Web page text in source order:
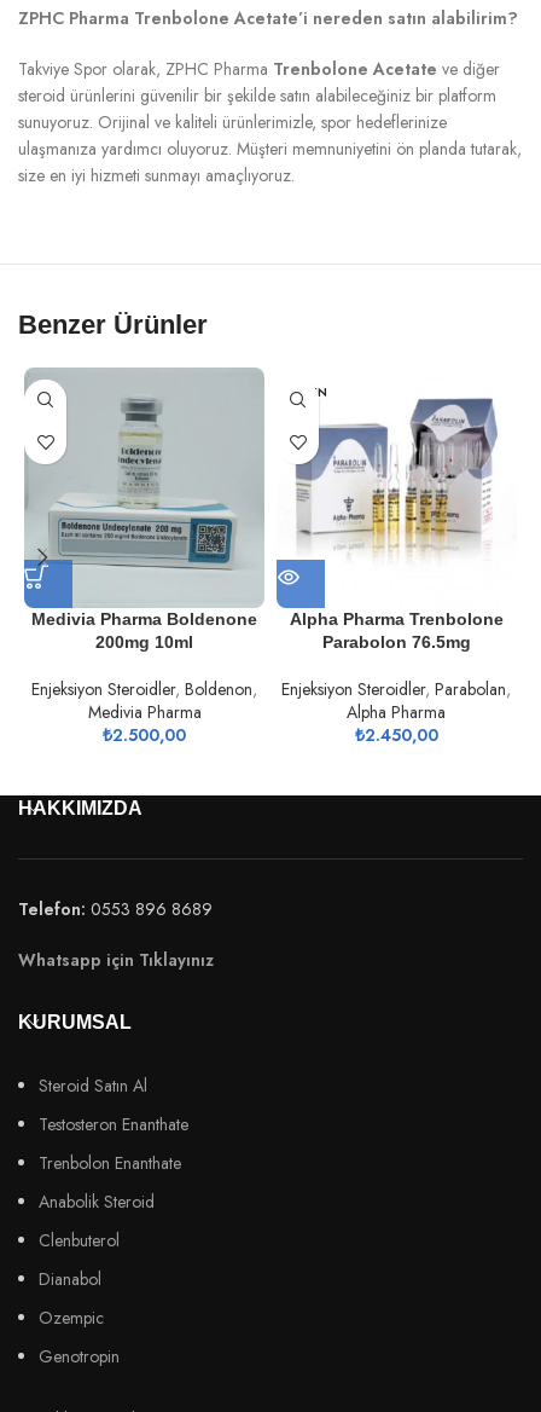
ZPHC Pharma Trenbolone Acetate’i nereden satın alabilirim?
Takviye Spor olarak, ZPHC Pharma Trenbolone Acetate ve diğer
steroid ürünlerini güvenilir bir şekilde satın alabileceğiniz bir platform
sunuyoruz. Orijinal ve kaliteli ürünlerimizle, spor hedeflerinize
ulaşmanıza yardımcı oluyoruz. Müşteri memnuniyetini ön planda tutarak,
size en iyi hizmeti sunmayı amaçlıyoruz.
Benzer Ürünler
Medivia Pharma Boldenone
200mg 10ml
Enjeksiyon Steroidler, Boldenon,
Medivia Pharma
₺2.500,00
TÜKEN
DI
Alpha Pharma Trenbolone
Parabolon 76.5mg
Enjeksiyon Steroidler,Parabolan,
Alpha Pharma
₺2.450,00
HAKKIMIZDA
Telefon: 0553 896 8689
Whatsapp için Tıklayınız
KURUMSAL
Steroid Satın Al
Testosteron Enanthate
Trenbolon Enanthate
Anabolik Steroid
Clenbuterol
Dianabol
Ozempic
Genotropin